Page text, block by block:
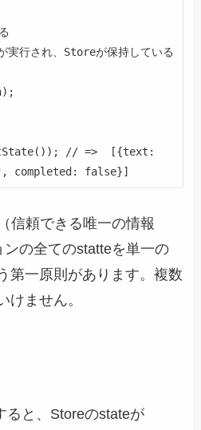
行され、Storeが保持している
// =>  [{text:
信頼できる唯一の情報
の全てのstatteを単一の
第一原則があります。複数
けません。
ると、Storeのstateが